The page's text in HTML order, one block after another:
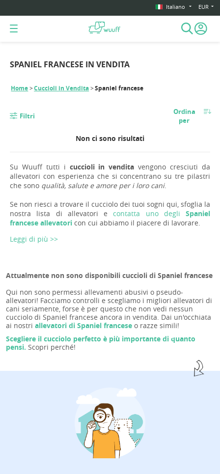
Italiano EUR
SPANIEL FRANCESE IN VENDITA
Home Cuccioli in Vendita Spaniel francese
Filtri
Ordina
per
Non ci sono risultati
Su Wuuff tutti i cuccioli in vendita vengono cresciuti da
allevatori con esperienza che si concentrano su tre pilastri
che sono qualità, salute e amore per i loro cani.
Se non riesci a trovare il cucciolo dei tuoi sogni qui, sfoglia la
nostra lista di allevatori econtatta uno degli Spaniel
francese allevatori con cui abbiamo il piacere di lavorare.
Leggi di più >>
Attualmente non sono disponibili cuccioli di Spaniel francese
Qui non sono permessi allevamenti abusivi o pseudo-
allevatori! Facciamo controlli e scegliamo i migliori allevatori di
cani seriamente, forse è per questo che non vedi nessun
cucciolo di Spaniel francese ancora in vendita. Dai un'occhiata
ai nostri allevatori di Spaniel francese o razze simili!
Scegliere il cucciolo perfetto è più importante di quanto
pensi. Scopri perché!